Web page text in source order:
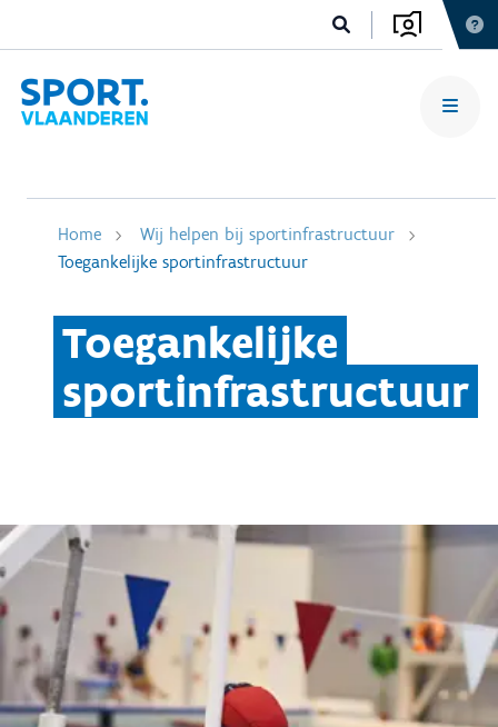
Home
Wij helpen bij sportinfrastructuur
Toegankelijke sportinfrastructuur
Toegankelijke
sportinfrastructuur